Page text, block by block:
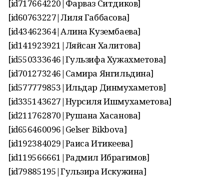
[id717664220|Фарваз Ситдиков]
[id60763227|Лиля Габбасова]
[id43462364|Алина Кузембаева]
[id141923921|Ляйсан Халитова]
[id550333646|Гульзифа Хужахметова]
[id701273246|Самира Янгильдина]
[id577779853|Ильдар Динмухаметов]
[id335143627|Нурсиля Ишмухаметова]
[id211762870|Рушана Хасанова]
[id656460096|Gelser Bikbova]
[id192384029|Раиса Итикеева]
[id119566661|Радмил Ибрагимов]
[id79885195|Гульзира Искужина]